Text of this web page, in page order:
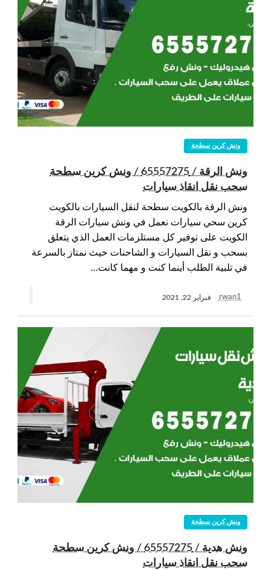
ونش كرين سطحة
ونش الرقة / 65557275 / ونش كرين سطحة
سحب نقل انقاذ سيارات
ونش الرقة بالكويت سطحة لنقل السيارات بالكويت
كرين سحي سيارات نعمل في ونش سيارات الرقة
الكويت على توفير كل مستلزمات العمل الذي يتعلق
بسحب و نقل السيارات و الشاحنات حيث نمتاز بالسرعة
في تلبية الطلب أينما كنت و مهما كانت…
rwan1 فبراير 22, 2021
ونش كرين سطحة
ونش هدية / 65557275 / ونش كرين سطحة
سحب نقل انقاذ سيارات